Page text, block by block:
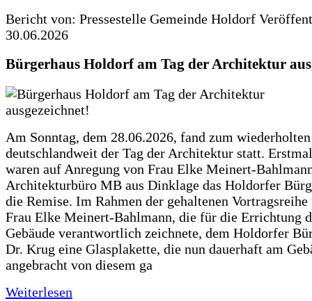
Bericht von: Pressestelle Gemeinde Holdorf
30.06.2026
Bürgerhaus Holdorf am Tag der Architektur
Am Sonntag, dem 28.06.2026, fand zum
deutschlandweit der Tag der Architektur statt.
waren auf Anregung von Frau Elke Meinert-
Architekturbüro MB aus Dinklage das Holdorfer
die Remise. Im Rahmen der gehaltenen
Frau Elke Meinert-Bahlmann, die für die Errichtung
Gebäude verantwortlich zeichnete, dem Holdorfer
Dr. Krug eine Glasplakette, die nun dauerhaft am
angebracht von diesem ga
Weiterlesen